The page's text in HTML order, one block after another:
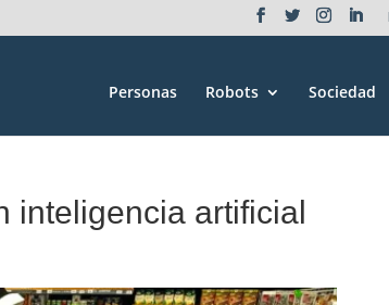
Personas Robots Sociedad
inteligencia artificial